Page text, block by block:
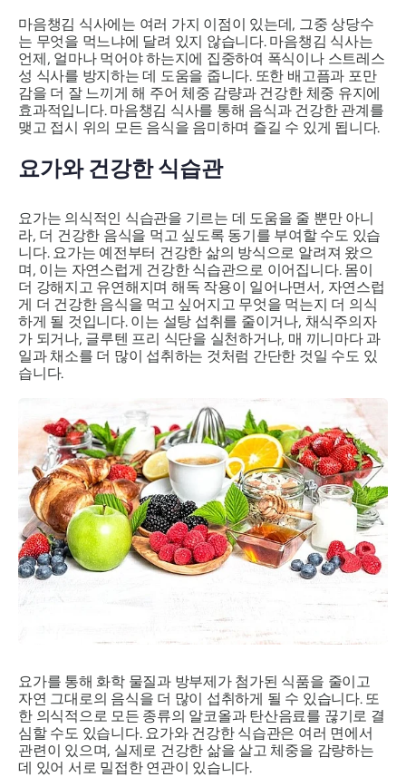
마음챙김 식사에는 여러 가지 이점이 있는데, 그중 상당수
는 무엇을 먹느냐에 달려 있지 않습니다. 마음챙김 식사는
언제, 얼마나 먹어야 하는지에 집중하여 폭식이나 스트레스
성 식사를 방지하는 데 도움을 줍니다. 또한 배고픔과 포만
감을 더 잘 느끼게 해 주어 체중 감량과 건강한 체중 유지에
효과적입니다. 마음챙김 식사를 통해 음식과 건강한 관계를
맺고 접시 위의 모든 음식을 음미하며 즐길 수 있게 됩니다.
요가와 건강한 식습관
요가는 의식적인 식습관을 기르는 데 도움을 줄 뿐만 아니
라, 더 건강한 음식을 먹고 싶도록 동기를 부여할 수도 있습
니다. 요가는 예전부터 건강한 삶의 방식으로 알려져 왔으
며, 이는 자연스럽게 건강한 식습관으로 이어집니다. 몸이
더 강해지고 유연해지며 해독 작용이 일어나면서, 자연스럽
게 더 건강한 음식을 먹고 싶어지고 무엇을 먹는지 더 의식
하게 될 것입니다. 이는 설탕 섭취를 줄이거나, 채식주의자
가 되거나, 글루텐 프리 식단을 실천하거나, 매 끼니마다 과
일과 채소를 더 많이 섭취하는 것처럼 간단한 것일 수도 있
습니다.
요가를 통해 화학 물질과 방부제가 첨가된 식품을 줄이고
자연 그대로의 음식을 더 많이 섭취하게 될 수 있습니다. 또
한 의식적으로 모든 종류의 알코올과 탄산음료를 끊기로 결
심할 수도 있습니다. 요가와 건강한 식습관은 여러 면에서
관련이 있으며, 실제로 건강한 삶을 살고 체중을 감량하는
데 있어 서로 밀접한 연관이 있습니다.